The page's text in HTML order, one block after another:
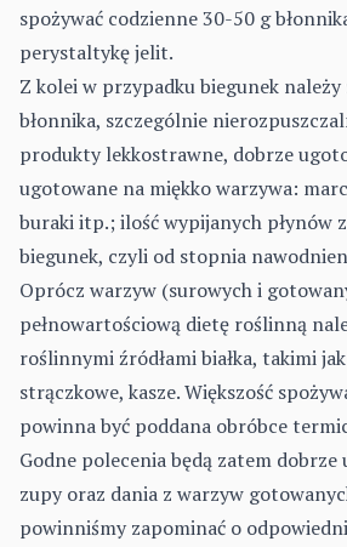
spożywać codzienne 30-50 g
perystaltykę jelit.
Z kolei w przypadku biegunek należy
błonnika, szczególnie
produkty lekkostrawne, dobrze
ugotowane na miękko warzywa:
buraki itp.; ilość wypijanych płynów
biegunek, czyli od stopnia
Oprócz warzyw (surowych i
pełnowartościową dietę roślinną
roślinnymi źródłami białka, takimi
strączkowe, kasze. Większość
powinna być poddana obróbce
Godne polecenia będą zatem dobrze
zupy oraz dania z warzyw
powinniśmy zapominać o